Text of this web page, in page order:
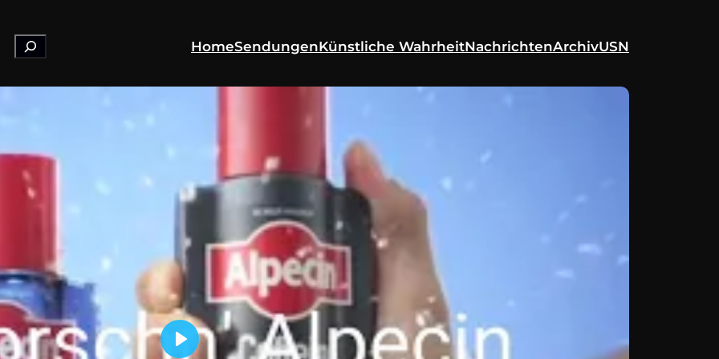
Suchen HomeSendungenKünstliche WahrheitNachrichtenArchivUSN